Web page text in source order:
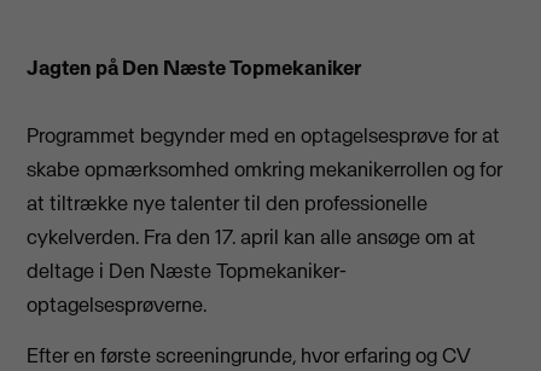
Jagten på Den Næste Topmekaniker
Programmet begynder med en optagelsesprøve for at
skabe opmærksomhed omkring mekanikerrollen og for
at tiltrække nye talenter til den professionelle
cykelverden. Fra den 17. april kan alle ansøge om at
deltage i Den Næste Topmekaniker-
optagelsesprøverne.
Efter en første screeningrunde, hvor erfaring og CV